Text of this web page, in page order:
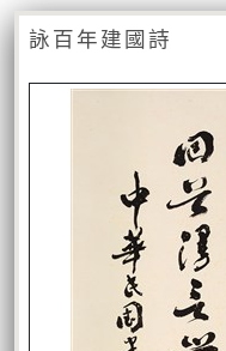
詠百年建國詩